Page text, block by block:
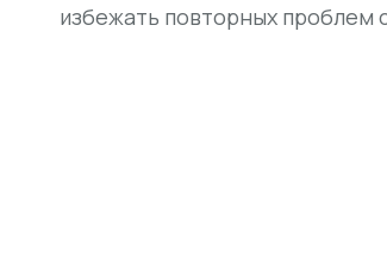
избежать повторных проблем